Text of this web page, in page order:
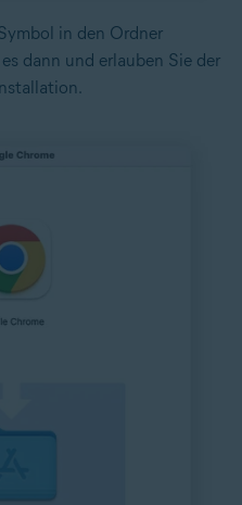
in den Ordner
dann und erlauben Sie der